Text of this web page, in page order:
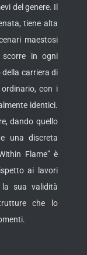
del genere. Il
tiene alta
maestosi
scorre in ogni
carriera di
con i
identici.
dando quello
una discreta
Flame” è
ai lavori
la sua validità
che lo